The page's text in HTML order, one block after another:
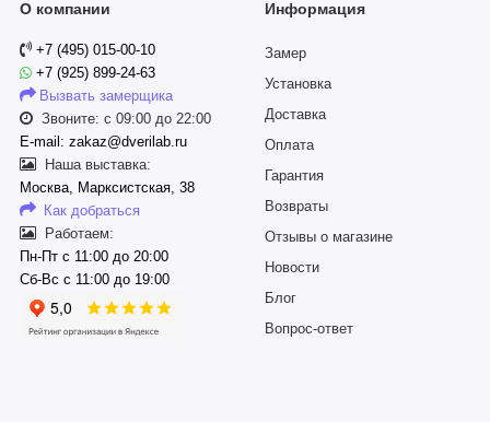
О компании
+7 (495) 015-00-10
+7 (925) 899-24-63
Вызвать замерщика
Звоните: с 09:00 до 22:00
E-mail: zakaz@dverilab.ru
Наша выставка:
Москва, Марксистская, 38
Как добраться
Работаем:
Пн-Пт с 11:00 до 20:00
Сб-Вс с 11:00 до 19:00
Информация
Замер
Установка
Доставка
Оплата
Гарантия
Возвраты
Отзывы о магазине
Новости
Блог
Вопрос-ответ